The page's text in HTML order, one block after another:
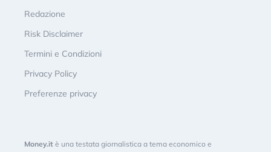
Redazione
Risk Disclaimer
Termini e Condizioni
Privacy Policy
Preferenze privacy
Money.it è una testata giornalistica a tema economico e